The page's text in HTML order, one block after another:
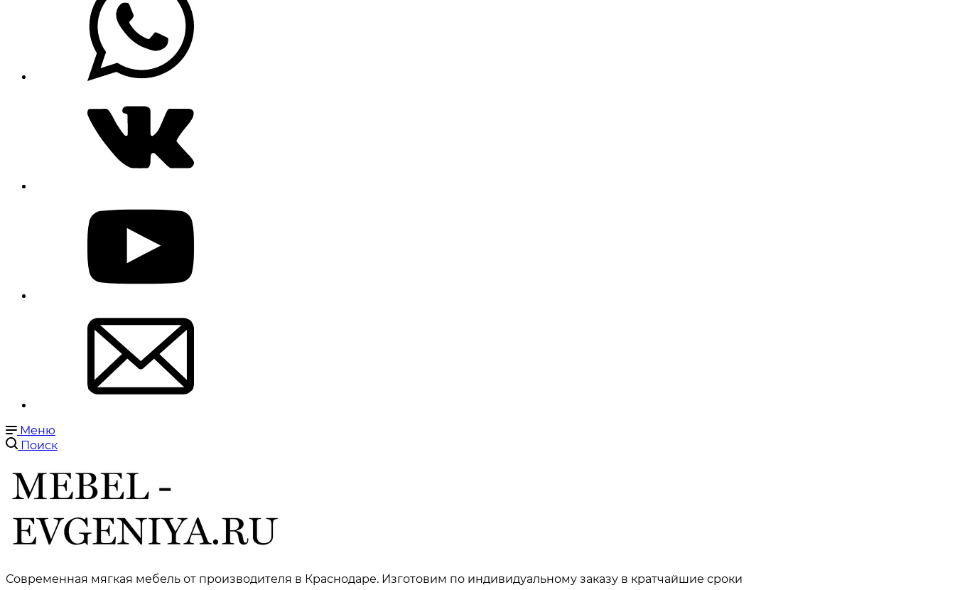
Меню
Поиск
Современная мягкая мебель от производителя в Краснодаре. Изготовим по индивидуальному заказу в кратчайшие сроки